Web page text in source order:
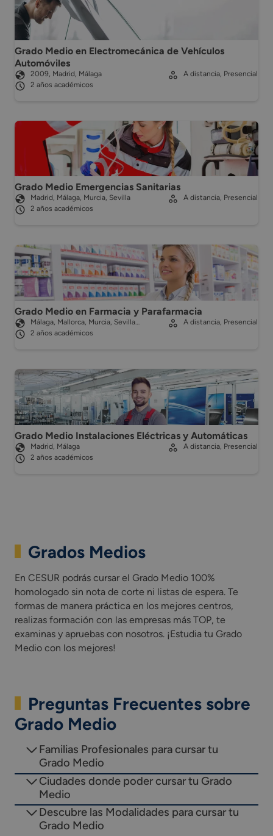
Grado Medio en Electromecánica de Vehículos
Automóviles
2009, Madrid, Málaga
2 años académicos
A distancia, Presencial
Grado Medio Emergencias Sanitarias
Madrid, Málaga, Murcia, Sevilla
2 años académicos
A distancia, Presencial
Grado Medio en Farmacia y Parafarmacia
Málaga, Mallorca, Murcia, Sevilla…
2 años académicos
A distancia, Presencial
Grado Medio Instalaciones Eléctricas y Automáticas
Madrid, Málaga
2 años académicos
A distancia, Presencial
Grados Medios
En CESUR podrás cursar el Grado Medio 100%
homologado sin nota de corte ni listas de espera. Te
formas de manera práctica en los mejores centros,
realizas formación con las empresas más TOP, te
examinas y apruebas con nosotros. ¡Estudia tu Grado
Medio con los mejores!
Preguntas Frecuentes sobre
Grado Medio
Familias Profesionales para cursar tu
Grado Medio
Ciudades donde poder cursar tu Grado
Medio
Descubre las Modalidades para cursar tu
Grado Medio